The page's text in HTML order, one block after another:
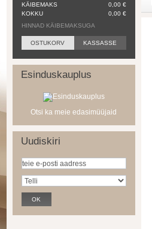
KÄIBEMAKS
0,00 €
KOKKU
0,00 €
HINNAD KÄIBEMAKSUGA
OSTUKORV KASSASSE
Esinduskauplus
Otsi ka meie edasimüüjaid
Uudiskiri